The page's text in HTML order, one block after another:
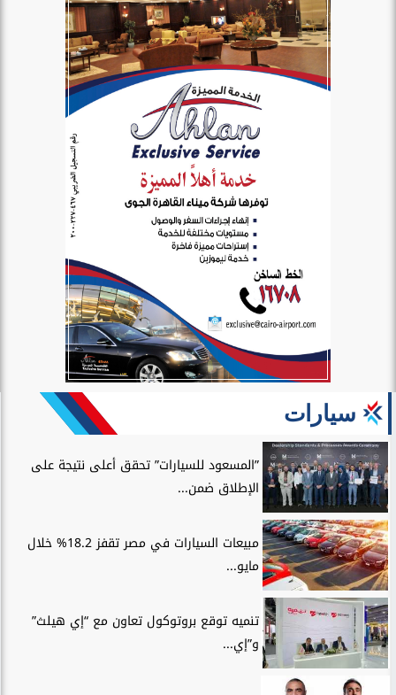
سيارات
”المسعود للسيارات” تحقق أعلى نتيجة على
الإطلاق ضمن...
مبيعات السيارات في مصر تقفز 18.2% خلال
مايو...
تنميه توقع بروتوكول تعاون مع “إي هيلث”
و”إي...